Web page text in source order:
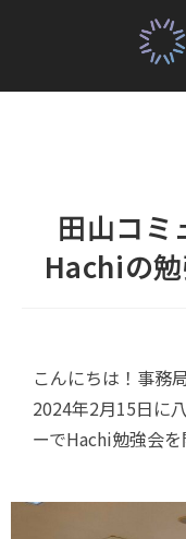
田山コミ
Hachiの
こんにちは！事務
2024年2月15日に
ーでHachi勉強会を